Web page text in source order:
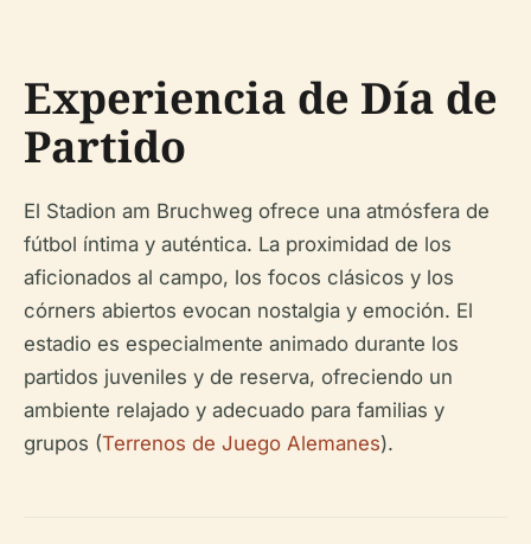
Experiencia de Día de
Partido
El Stadion am Bruchweg ofrece una atmósfera de
fútbol íntima y auténtica. La proximidad de los
aficionados al campo, los focos clásicos y los
córners abiertos evocan nostalgia y emoción. El
estadio es especialmente animado durante los
partidos juveniles y de reserva, ofreciendo un
ambiente relajado y adecuado para familias y
grupos (Terrenos de Juego Alemanes).